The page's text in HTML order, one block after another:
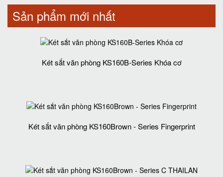
Sản phẩm mới nhất
Két sắt văn phòng KS160B-Series Khóa cơ
Két sắt văn phòng KS160Brown - Series Fingerprint